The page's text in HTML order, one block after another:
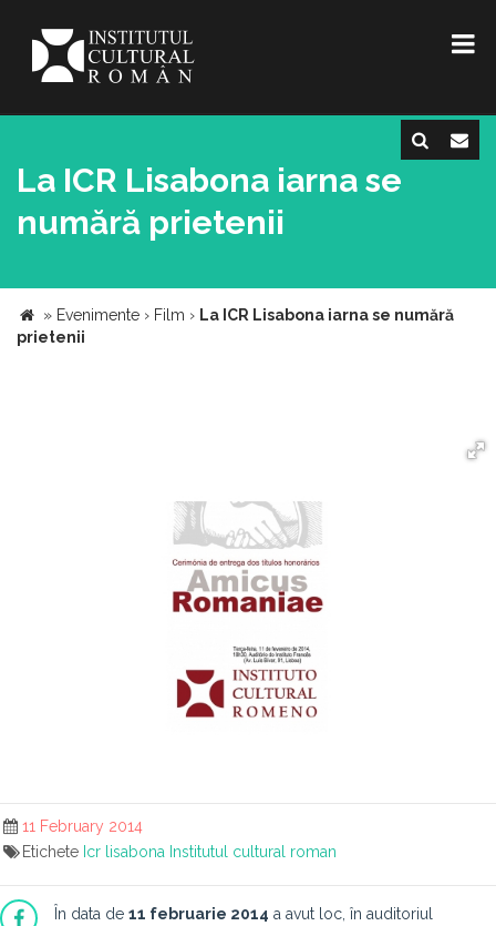
La ICR Lisabona iarna se
numără prietenii
» Evenimente › Film › La ICR Lisabona iarna se numără
prietenii
11 February 2014
Etichete Icr lisabona Institutul cultural roman
În data de 11 februarie 2014 a avut loc, în auditoriul